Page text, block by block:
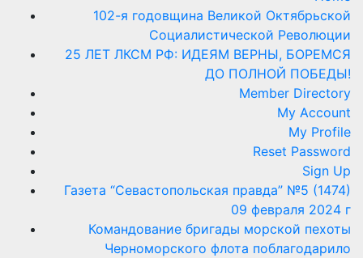
102-я годовщина Великой Октябрьской
Социалистической Революции
25 ЛЕТ ЛКСМ РФ: ИДЕЯМ ВЕРНЫ, БОРЕМСЯ
ДО ПОЛНОЙ ПОБЕДЫ!
Member Directory
My Account
My Profile
Reset Password
Sign Up
Газета “Севастопольская правда” №5 (1474)
09 февраля 2024 г
Командование бригады морской пехоты
Черноморского флота поблагодарило